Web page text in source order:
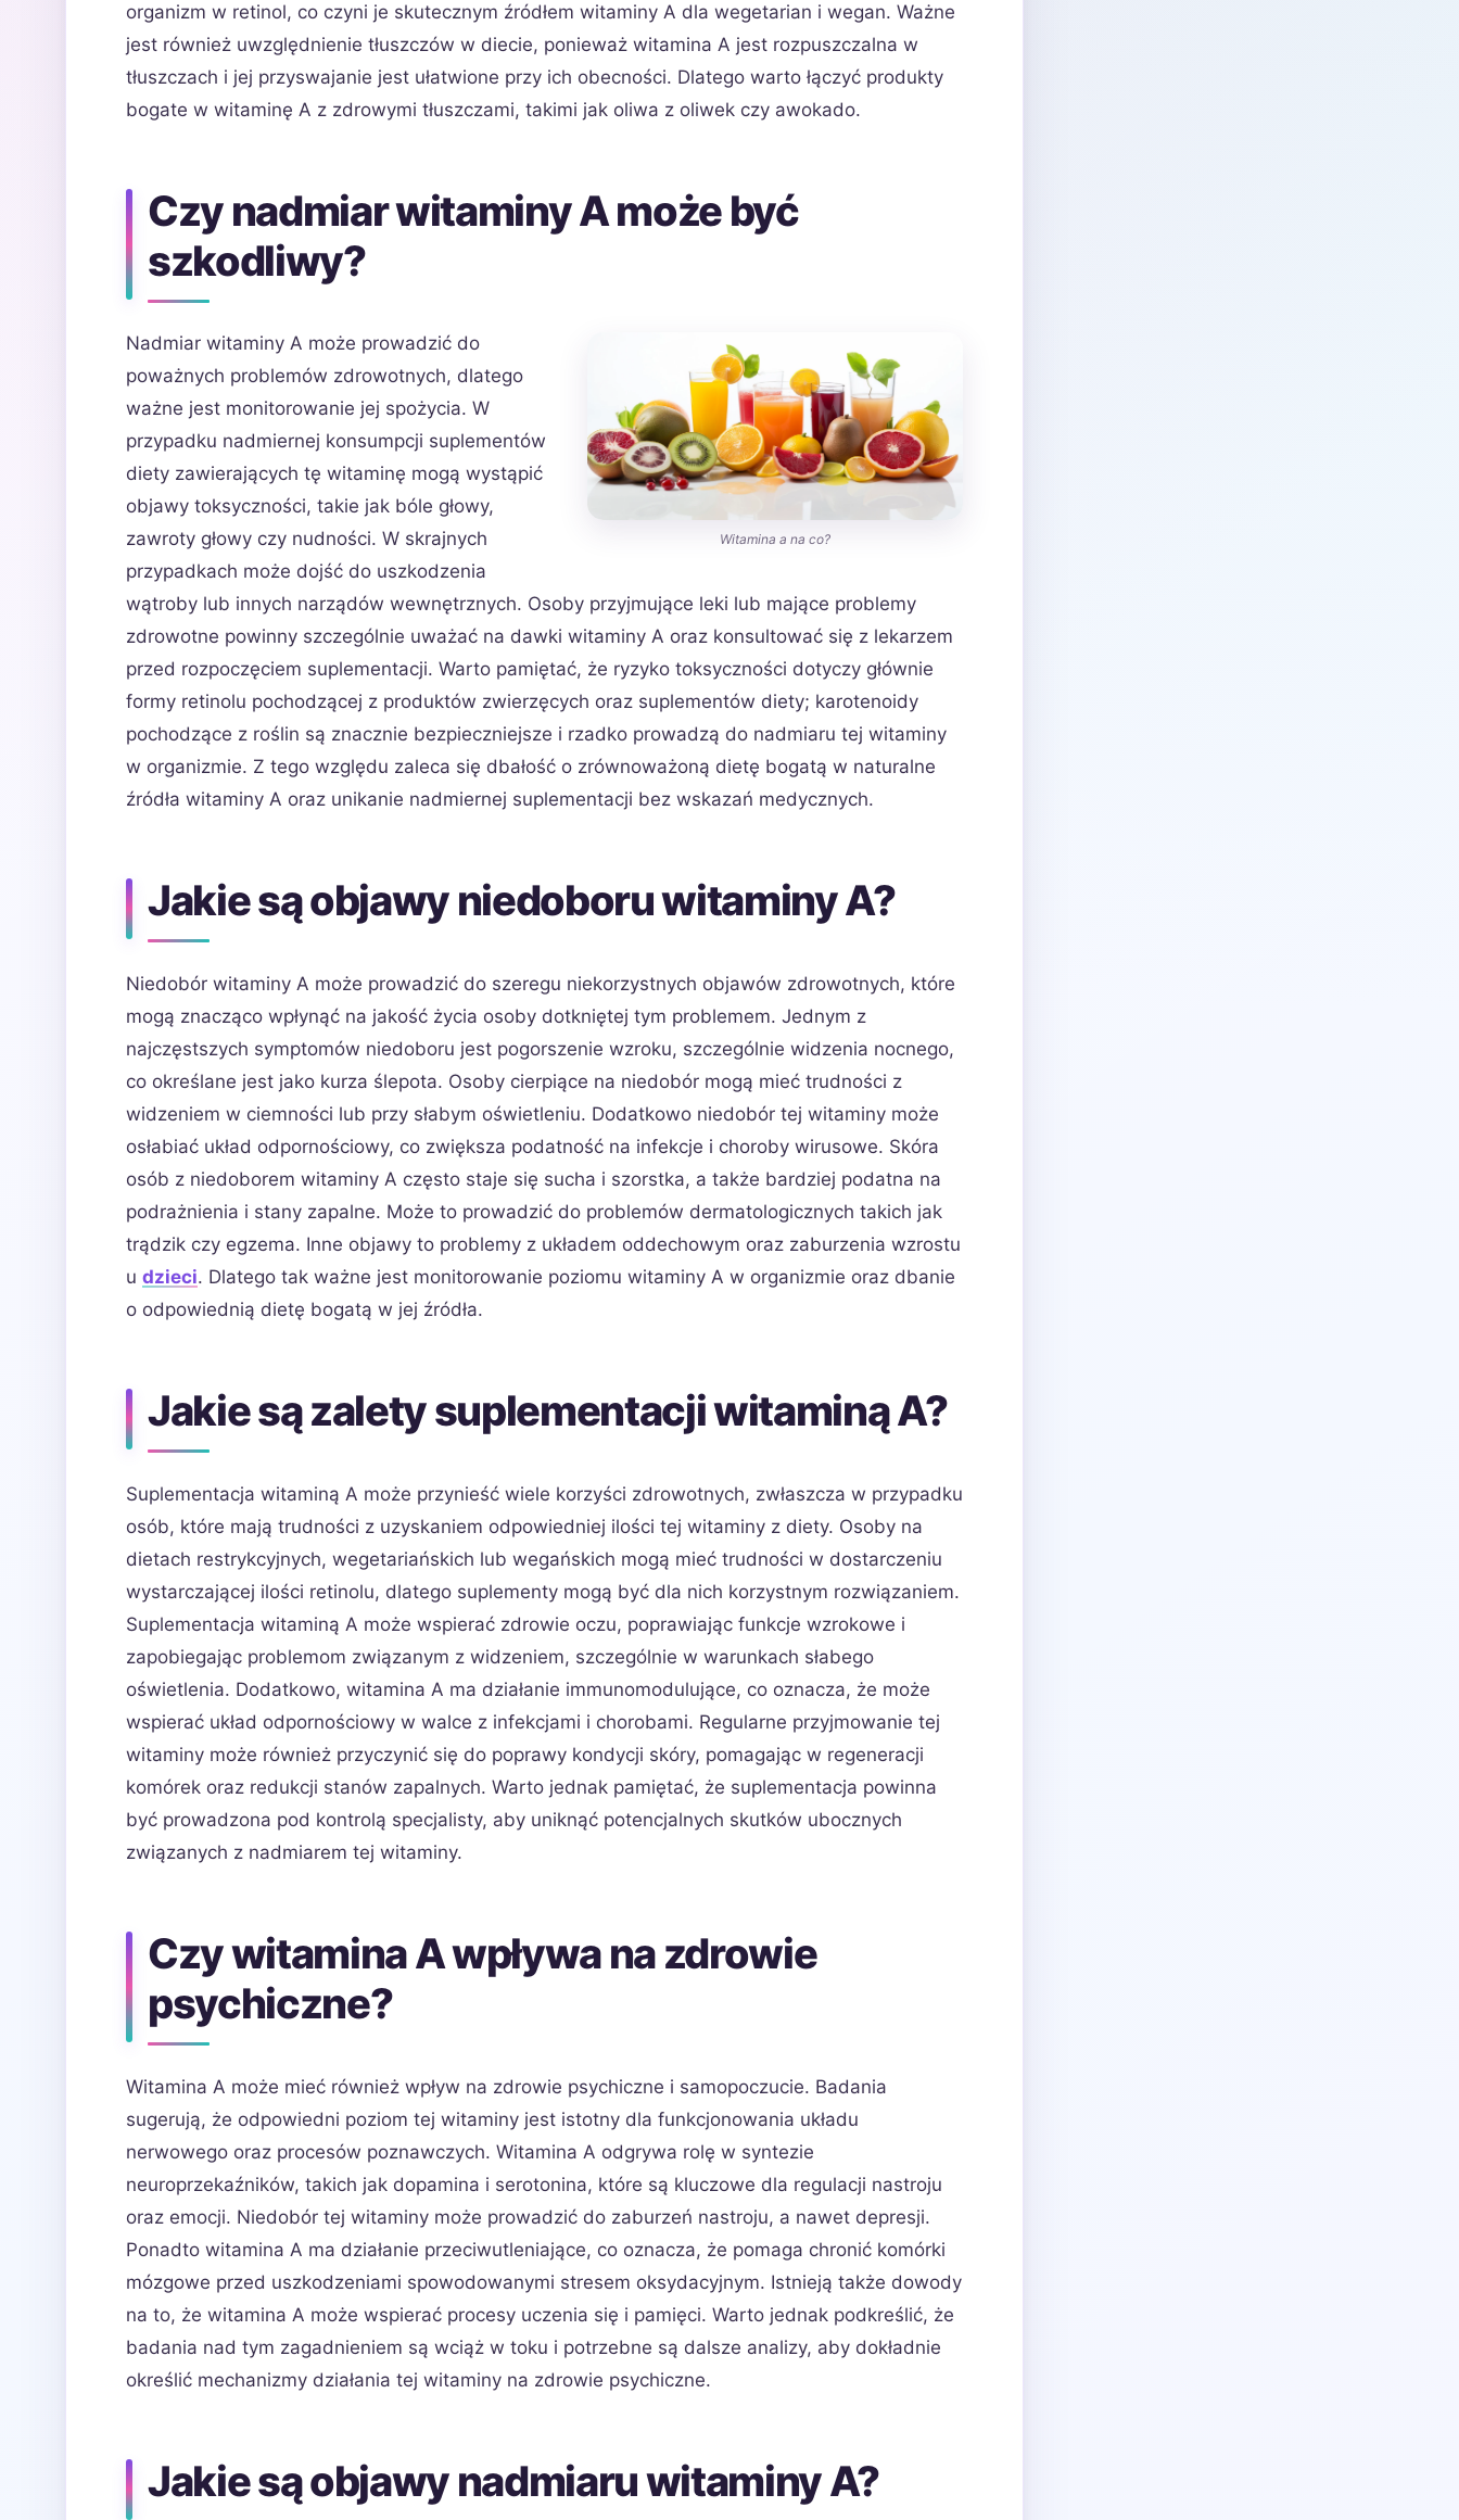
organizm w retinol, co czyni je skutecznym źródłem witaminy A dla wegetarian i wegan. Ważne
jest również uwzględnienie tłuszczów w diecie, ponieważ witamina A jest rozpuszczalna w
tłuszczach i jej przyswajanie jest ułatwione przy ich obecności. Dlatego warto łączyć produkty
bogate w witaminę A z zdrowymi tłuszczami, takimi jak oliwa z oliwek czy awokado.
Czy nadmiar witaminy A może być
szkodliwy?
Witamina a na co?
Nadmiar witaminy A może prowadzić do
poważnych problemów zdrowotnych, dlatego
ważne jest monitorowanie jej spożycia. W
przypadku nadmiernej konsumpcji suplementów
diety zawierających tę witaminę mogą wystąpić
objawy toksyczności, takie jak bóle głowy,
zawroty głowy czy nudności. W skrajnych
przypadkach może dojść do uszkodzenia
wątroby lub innych narządów wewnętrznych. Osoby przyjmujące leki lub mające problemy
zdrowotne powinny szczególnie uważać na dawki witaminy A oraz konsultować się z lekarzem
przed rozpoczęciem suplementacji. Warto pamiętać, że ryzyko toksyczności dotyczy głównie
formy retinolu pochodzącej z produktów zwierzęcych oraz suplementów diety; karotenoidy
pochodzące z roślin są znacznie bezpieczniejsze i rzadko prowadzą do nadmiaru tej witaminy
w organizmie. Z tego względu zaleca się dbałość o zrównoważoną dietę bogatą w naturalne
źródła witaminy A oraz unikanie nadmiernej suplementacji bez wskazań medycznych.
Jakie są objawy niedoboru witaminy A?
Niedobór witaminy A może prowadzić do szeregu niekorzystnych objawów zdrowotnych, które
mogą znacząco wpłynąć na jakość życia osoby dotkniętej tym problemem. Jednym z
najczęstszych symptomów niedoboru jest pogorszenie wzroku, szczególnie widzenia nocnego,
co określane jest jako kurza ślepota. Osoby cierpiące na niedobór mogą mieć trudności z
widzeniem w ciemności lub przy słabym oświetleniu. Dodatkowo niedobór tej witaminy może
osłabiać układ odpornościowy, co zwiększa podatność na infekcje i choroby wirusowe. Skóra
osób z niedoborem witaminy A często staje się sucha i szorstka, a także bardziej podatna na
podrażnienia i stany zapalne. Może to prowadzić do problemów dermatologicznych takich jak
trądzik czy egzema. Inne objawy to problemy z układem oddechowym oraz zaburzenia wzrostu
u dzieci. Dlatego tak ważne jest monitorowanie poziomu witaminy A w organizmie oraz dbanie
o odpowiednią dietę bogatą w jej źródła.
Jakie są zalety suplementacji witaminą A?
Suplementacja witaminą A może przynieść wiele korzyści zdrowotnych, zwłaszcza w przypadku
osób, które mają trudności z uzyskaniem odpowiedniej ilości tej witaminy z diety. Osoby na
dietach restrykcyjnych, wegetariańskich lub wegańskich mogą mieć trudności w dostarczeniu
wystarczającej ilości retinolu, dlatego suplementy mogą być dla nich korzystnym rozwiązaniem.
Suplementacja witaminą A może wspierać zdrowie oczu, poprawiając funkcje wzrokowe i
zapobiegając problemom związanym z widzeniem, szczególnie w warunkach słabego
oświetlenia. Dodatkowo, witamina A ma działanie immunomodulujące, co oznacza, że może
wspierać układ odpornościowy w walce z infekcjami i chorobami. Regularne przyjmowanie tej
witaminy może również przyczynić się do poprawy kondycji skóry, pomagając w regeneracji
komórek oraz redukcji stanów zapalnych. Warto jednak pamiętać, że suplementacja powinna
być prowadzona pod kontrolą specjalisty, aby uniknąć potencjalnych skutków ubocznych
związanych z nadmiarem tej witaminy.
Czy witamina A wpływa na zdrowie
psychiczne?
Witamina A może mieć również wpływ na zdrowie psychiczne i samopoczucie. Badania
sugerują, że odpowiedni poziom tej witaminy jest istotny dla funkcjonowania układu
nerwowego oraz procesów poznawczych. Witamina A odgrywa rolę w syntezie
neuroprzekaźników, takich jak dopamina i serotonina, które są kluczowe dla regulacji nastroju
oraz emocji. Niedobór tej witaminy może prowadzić do zaburzeń nastroju, a nawet depresji.
Ponadto witamina A ma działanie przeciwutleniające, co oznacza, że pomaga chronić komórki
mózgowe przed uszkodzeniami spowodowanymi stresem oksydacyjnym. Istnieją także dowody
na to, że witamina A może wspierać procesy uczenia się i pamięci. Warto jednak podkreślić, że
badania nad tym zagadnieniem są wciąż w toku i potrzebne są dalsze analizy, aby dokładnie
określić mechanizmy działania tej witaminy na zdrowie psychiczne.
Jakie są objawy nadmiaru witaminy A?